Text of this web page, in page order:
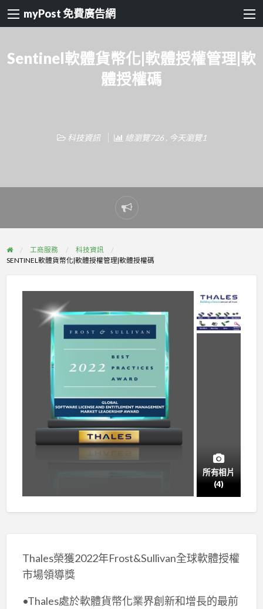
myPost 免費廣告網
Sentinel軟體貨幣化|軟體授權管理|軟
體授權碼
科技資訊 總瀏覽726 , 今天瀏覽1
Report
problem
工商服務
科技資訊
SENTINEL軟體貨幣化|軟體授權管理|軟體授權碼
所有相片
(4)
Thales榮獲2022年Frost&Sullivan全球軟體授權
市場領導獎
•Thales處於軟體貨幣化業界創新和增長的最前